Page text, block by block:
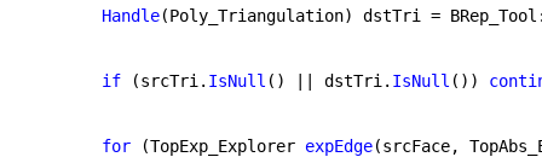
Handle(Poly_Triangulation) dstTri =
if (srcTri. IsNull () || dstTri. IsNull ())
for (TopExp_Explorer expEdge(srcFace,